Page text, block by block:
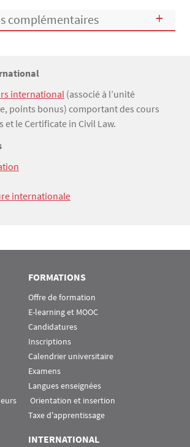
complémentaires
international (associé à l’unité
points bonus) comportant des cours
et le Certificate in Civil Law.
internationale
FORMATIONS
Offre de formation
E-learning et MOOC
Candidatures
Inscriptions
Calendrier universitaire
Examens
Langues enseignées
Orientation et insertion
Taxe d'apprentissage
INTERNATIONAL